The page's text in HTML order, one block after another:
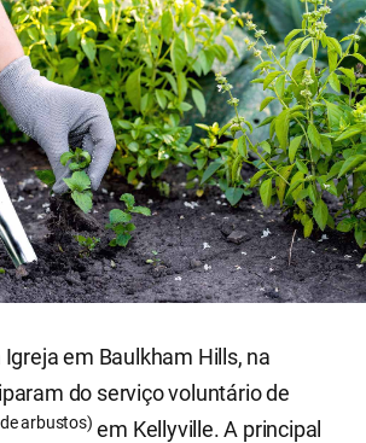
em Baulkham Hills, na
do serviço voluntário de
arbustos) em Kellyville. A principal